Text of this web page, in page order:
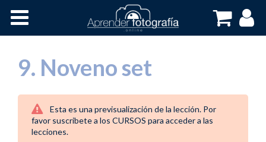
9. Noveno set
Esta es una previsualización de la lección. Por
favor suscribete a los CURSOS para acceder a las
lecciones.